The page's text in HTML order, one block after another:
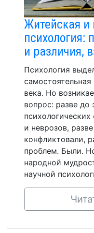
Житейская и
психология:
и различия,
Психология
самостоятельная
века. Но
вопрос: разве до
и неврозов,
конфликтовали,
проблем. Были.
народной
научной